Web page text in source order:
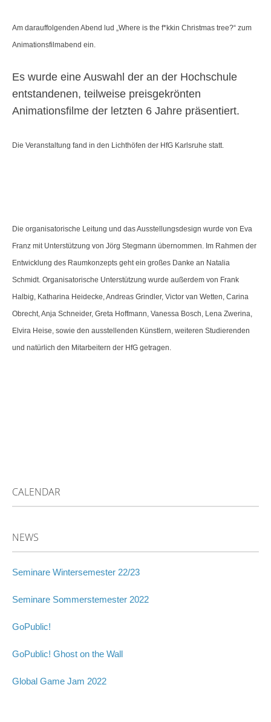
Am darauffolgenden Abend lud „Where is the f*kkin Christmas tree?“ zum
Animationsfilmabend ein.
Es wurde eine Auswahl der an der Hochschule
entstandenen, teilweise preisgekrönten
Animationsfilme der letzten 6 Jahre präsentiert.
Die Veranstaltung fand in den Lichthöfen der HfG Karlsruhe statt.
Die organisatorische Leitung und das Ausstellungsdesign wurde von Eva
Franz mit Unterstützung von Jörg Stegmann übernommen. Im Rahmen der
Entwicklung des Raumkonzepts geht ein großes Danke an Natalia
Schmidt. Organisatorische Unterstützung wurde außerdem von Frank
Halbig, Katharina Heidecke, Andreas Grindler, Victor van Wetten, Carina
Obrecht, Anja Schneider, Greta Hoffmann, Vanessa Bosch, Lena Zwerina,
Elvira Heise, sowie den ausstellenden Künstlern, weiteren Studierenden
und natürlich den Mitarbeitern der HfG getragen.
CALENDAR
NEWS
Seminare Wintersemester 22/23
Seminare Sommerstemester 2022
GoPublic!
GoPublic! Ghost on the Wall
Global Game Jam 2022